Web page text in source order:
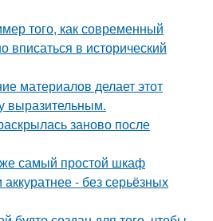
того, как современный
вписаться в исторический
материалов делает этот
выразительным.
заново после
самый простой шкаф
- без серьёзных